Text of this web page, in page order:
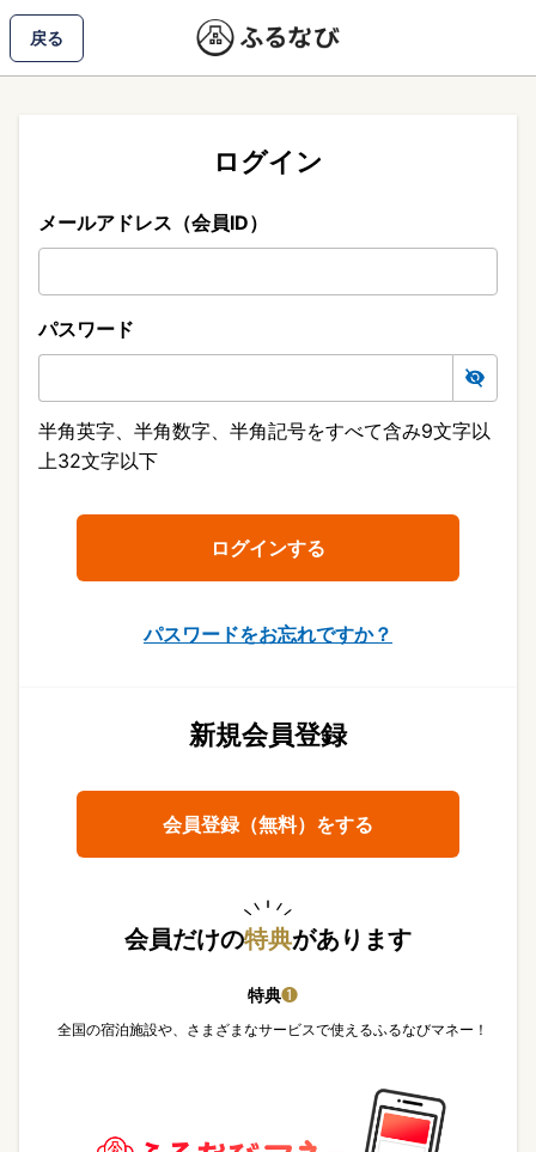
戻る
ログイン
メールアドレス（会員ID）
パスワード
半角英字、半角数字、半角記号をすべて含み9文字以
上32文字以下
パスワードをお忘れですか？
新規会員登録
会員登録（無料）をする
会員だけの特典があります
特典❶
全国の宿泊施設や、さまざまなサービスで使えるふるなびマネー！